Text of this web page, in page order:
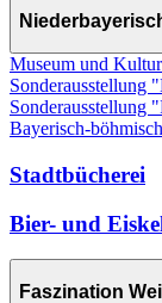
Museum und
Sonderausstellung
Sonderausstellung
Bayerisch-
Stadtbücherei
Bier- und
Faszination